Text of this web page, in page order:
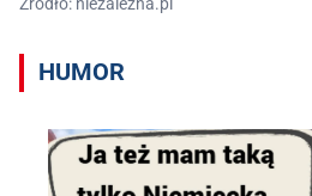
Źródło: niezalezna.pl
HUMOR